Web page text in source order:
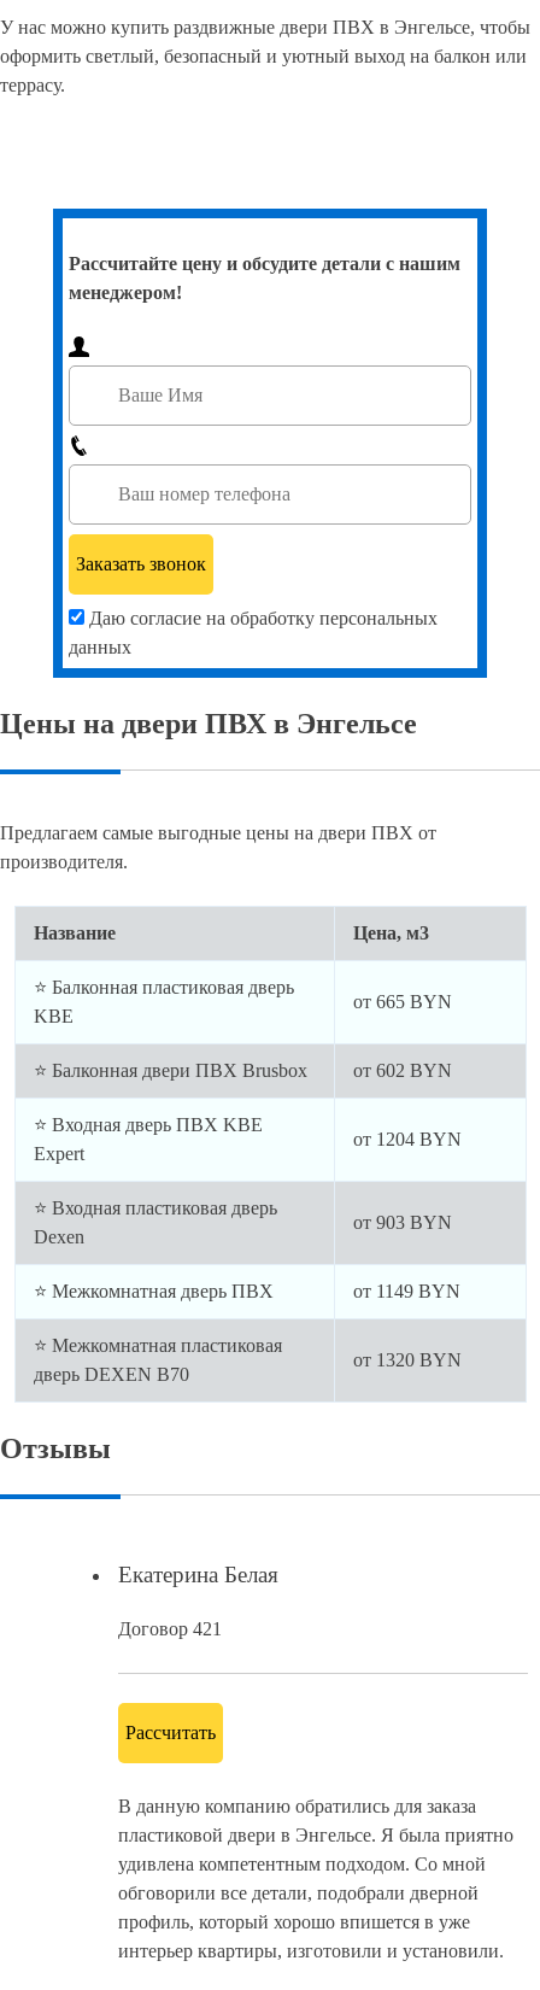
У нас можно купить раздвижные двери ПВХ в Энгельсе, чтобы
оформить светлый, безопасный и уютный выход на балкон или
террасу.
Рассчитайте цену и обсудите детали с нашим
менеджером!
Даю согласие на обработку персональных
данных
Цены на двери ПВХ в Энгельсе
Предлагаем самые выгодные цены на двери ПВХ от
производителя.
Название Цена, м3
⭐ Балконная пластиковая дверь
KBE
от 665 BYN
⭐ Балконная двери ПВХ Brusbox от 602 BYN
⭐ Входная дверь ПВХ KBE
Expert
от 1204 BYN
⭐ Входная пластиковая дверь
Dexen
от 903 BYN
⭐ Межкомнатная дверь ПВХ от 1149 BYN
⭐ Межкомнатная пластиковая
дверь DEXEN B70
от 1320 BYN
Отзывы
Екатерина Белая
Договор 421
Рассчитать
В данную компанию обратились для заказа
пластиковой двери в Энгельсе. Я была приятно
удивлена компетентным подходом. Со мной
обговорили все детали, подобрали дверной
профиль, который хорошо впишется в уже
интерьер квартиры, изготовили и установили.